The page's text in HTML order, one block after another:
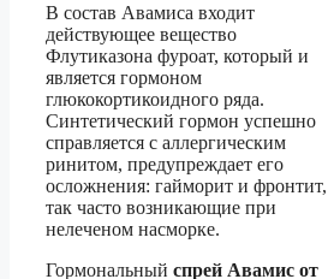
В состав Авамиса входит
действующее вещество
Флутиказона фуроат, который и
является гормоном
глюкокортикоидного ряда.
Синтетический гормон успешно
справляется с аллергическим
ринитом, предупреждает его
осложнения: гайморит и фронтит,
так часто возникающие при
нелеченом насморке.
Гормональный спрей Авамис от